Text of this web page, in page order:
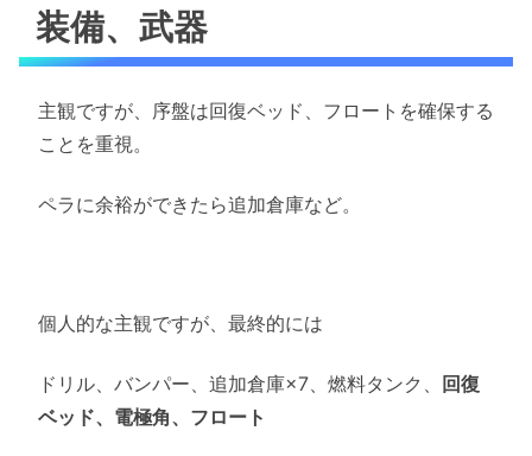
装備、武器
主観ですが、序盤は回復ベッド、フロートを確保する
ことを重視。
ペラに余裕ができたら追加倉庫など。
個人的な主観ですが、最終的には
ドリル、バンパー、追加倉庫×7、燃料タンク、 回復
ベッド、電極角、フロート